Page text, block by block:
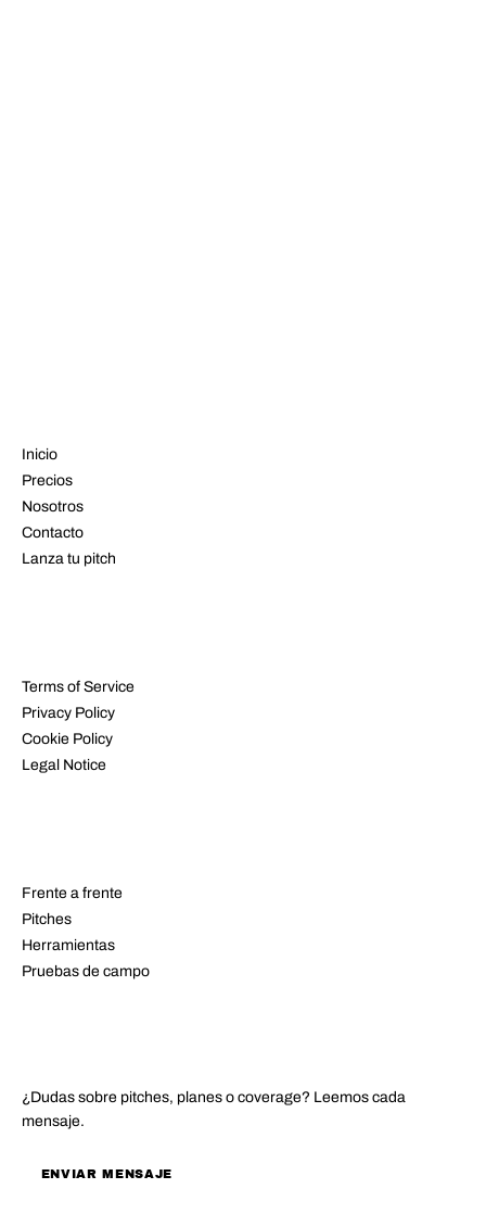
Inicio
Precios
Nosotros
Contacto
Lanza tu pitch
Terms of Service
Privacy Policy
Cookie Policy
Legal Notice
Frente a frente
Pitches
Herramientas
Pruebas de campo
¿Dudas sobre pitches, planes o coverage? Leemos cada
mensaje.
ENVIAR MENSAJE